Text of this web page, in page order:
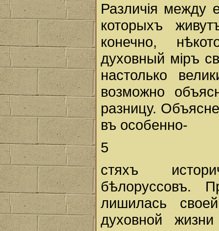
Различiя между
которыхъ
конечно,
духовный мiръ
настолько
возможно
разницу.
въ особенно-
5
стяхъ
бѣлоруссовъ.
лишилась
духовной